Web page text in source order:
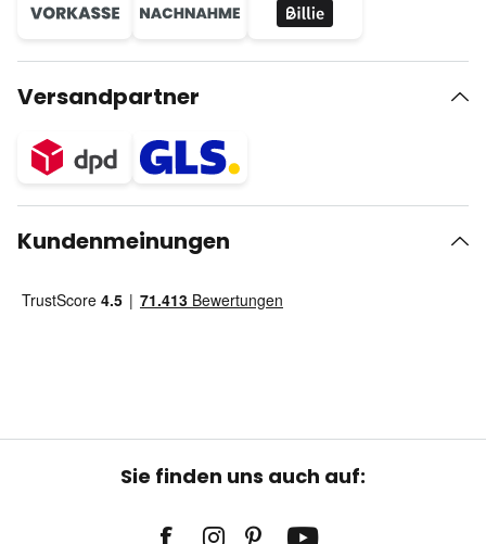
Versandpartner
Kundenmeinungen
Sie finden uns auch auf: